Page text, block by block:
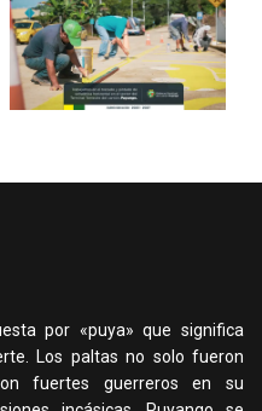
por «puya» que significa
Los paltas no solo fueron
fuertes guerreros en su